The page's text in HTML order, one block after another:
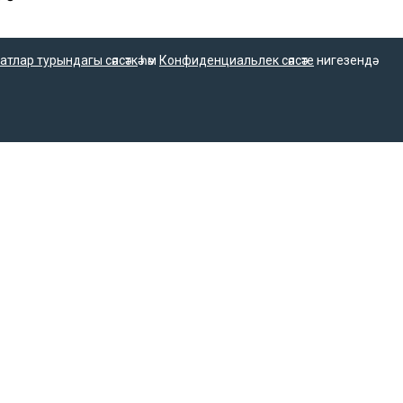
турындагы сәясәткәһәм Конфиденциальлек сәясәте нигезендә